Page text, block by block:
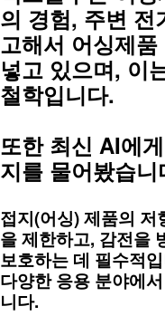
의 경험, 주변 전
고해서 어싱제
넣고 있으며, 이
철학입니다.
또한 최신 AI에
지를 물어봤습
접지(어싱) 제품의
을 제한하고, 감전을
보호하는 데 필수적
다양한 응용 분야에
니다.